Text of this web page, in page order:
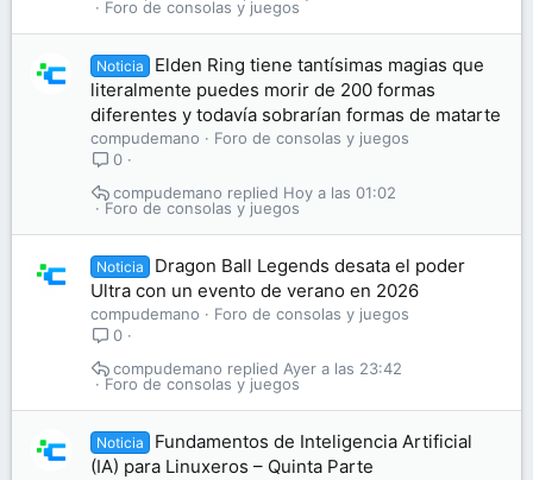
Foro de consolas y juegos
Noticia
Elden Ring tiene tantísimas magias que
literalmente puedes morir de 200 formas
diferentes y todavía sobrarían formas de matarte
compudemano
Foro de consolas y juegos
0
Foro de consolas y juegos
Hoy a las 01:02
compudemano
Noticia
Dragon Ball Legends desata el poder
Ultra con un evento de verano en 2026
compudemano
Foro de consolas y juegos
0
Foro de consolas y juegos
Ayer a las 23:42
compudemano
Noticia
Fundamentos de Inteligencia Artificial
(IA) para Linuxeros – Quinta Parte